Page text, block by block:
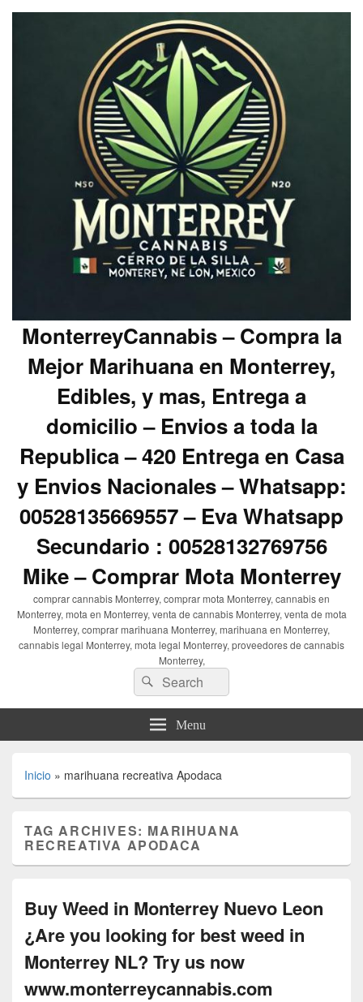
MonterreyCannabis – Compra la
Mejor Marihuana en Monterrey,
Edibles, y mas, Entrega a
domicilio – Envios a toda la
Republica – 420 Entrega en Casa
y Envios Nacionales – Whatsapp:
00528135669557 – Eva Whatsapp
Secundario : 00528132769756
Mike – Comprar Mota Monterrey
comprar cannabis Monterrey, comprar mota Monterrey, cannabis en
Monterrey, mota en Monterrey, venta de cannabis Monterrey, venta de mota
Monterrey, comprar marihuana Monterrey, marihuana en Monterrey,
cannabis legal Monterrey, mota legal Monterrey, proveedores de cannabis
Monterrey,
Search
for:
Search
Menu
Inicio » marihuana recreativa Apodaca
TAG ARCHIVES: MARIHUANA
RECREATIVA APODACA
Buy Weed in Monterrey Nuevo Leon
¿Are you looking for best weed in
Monterrey NL? Try us now
www.monterreycannabis.com